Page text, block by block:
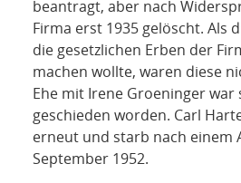
beantragt, aber nach
Firma erst 1935 gelöscht. Als
die gesetzlichen Erben der
machen wollte, waren diese
Ehe mit Irene Groeninger war
geschieden worden. Carl
erneut und starb nach einem
September 1952.